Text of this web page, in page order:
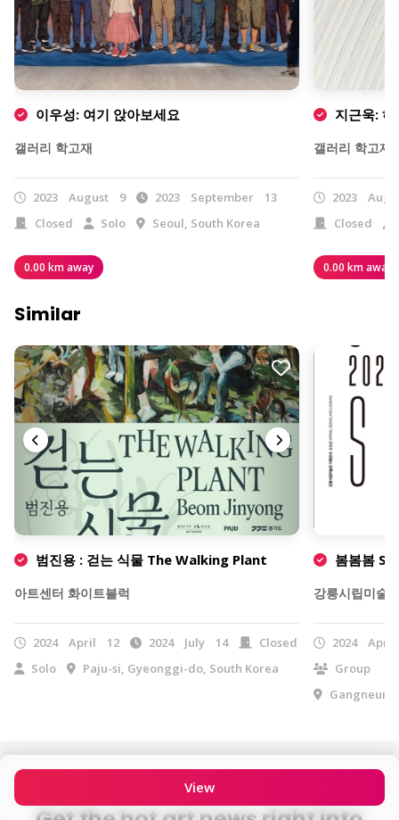
View
이우성: 여기 앉아보세요
갤러리 학고재
2023 August 9 2023 September
13
Closed
Solo Seoul, South Korea
0.00 km away
지근욱:
갤러리 학고재
2023
Closed
0.00 km away
Similar
범진용 : 걷는 식물 The Walking Plant
아트센터 화이트블럭
2024 April 12 2024 July 14
Closed
Solo
Paju-si, Gyeonggi-do, South Korea
봄봄봄
강릉시립미술
2024
April
Group